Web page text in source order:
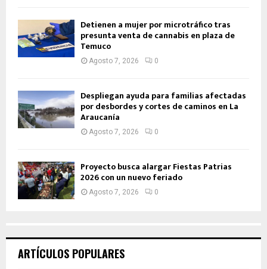
Detienen a mujer por microtráfico tras
presunta venta de cannabis en plaza de
Temuco
Agosto 7, 2026 0
Despliegan ayuda para familias afectadas
por desbordes y cortes de caminos en La
Araucanía
Agosto 7, 2026 0
Proyecto busca alargar Fiestas Patrias
2026 con un nuevo feriado
Agosto 7, 2026 0
ARTÍCULOS POPULARES